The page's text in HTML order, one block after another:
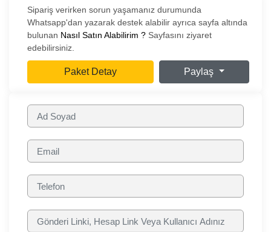
Sipariş verirken sorun yaşamanız durumunda
Whatsapp'dan yazarak destek alabilir ayrıca sayfa altında
bulunan Nasıl Satın Alabilirim ? Sayfasını ziyaret
edebilirsiniz.
Paket Detay Paylaş